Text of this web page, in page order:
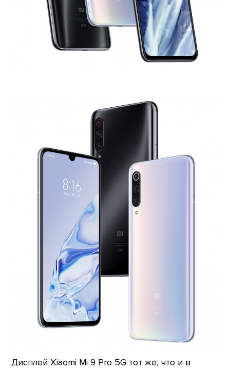
Дисплей Xiaomi Mi 9 Pro 5G тот же, что и в